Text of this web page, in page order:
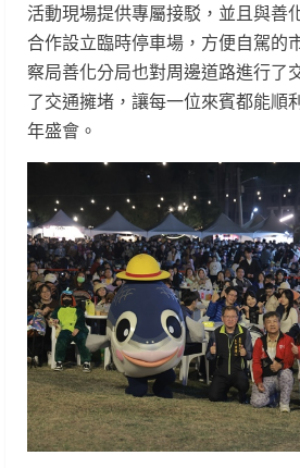
活動現場提供專屬接駁，並且與善
合作設立臨時停車場，方便自駕的
察局善化分局也對周邊道路進行了
了交通擁堵，讓每一位來賓都能順
年盛會。